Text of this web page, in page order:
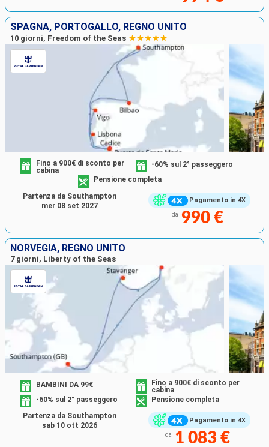
SPAGNA, PORTOGALLO, REGNO UNITO
10 giorni, Freedom of the Seas
Pagamento in 4X
Fino a 900€ di sconto per
cabina
-60% sul 2° passeggero
Pensione completa
da 990 €
Partenza da Southampton
mer 08 set 2027
NORVEGIA, REGNO UNITO
7 giorni, Liberty of the Seas
Pagamento in 4X
BAMBINI DA 99€
Fino a 900€ di sconto per
cabina
-60% sul 2° passeggero
Pensione completa
da 1 083 €
Partenza da Southampton
sab 10 ott 2026